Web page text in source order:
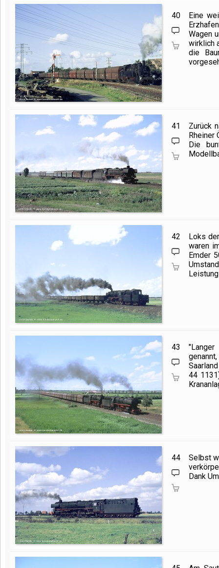
40
Eine
Wagen
wirklich
die
41
Zurück
Rheiner
Die
42
Loks
waren
Emder
43
44 1131
44
Selbst
Dank